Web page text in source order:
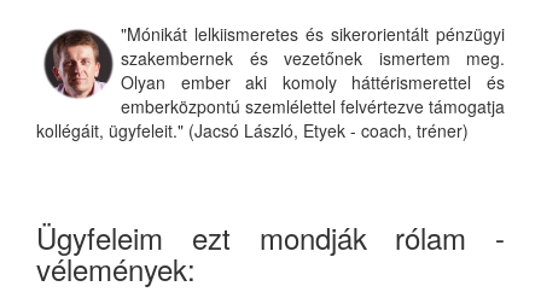
"Mónikát lelkiismeretes és sikerorientált pénzügyi
szakembernek és vezetőnek ismertem meg.
Olyan ember aki komoly háttérismerettel és
emberközpontú szemlélettel felvértezve támogatja
kollégáit, ügyfeleit." (Jacsó László, Etyek - coach, tréner)
Ügyfeleim ezt mondják rólam -
vélemények: